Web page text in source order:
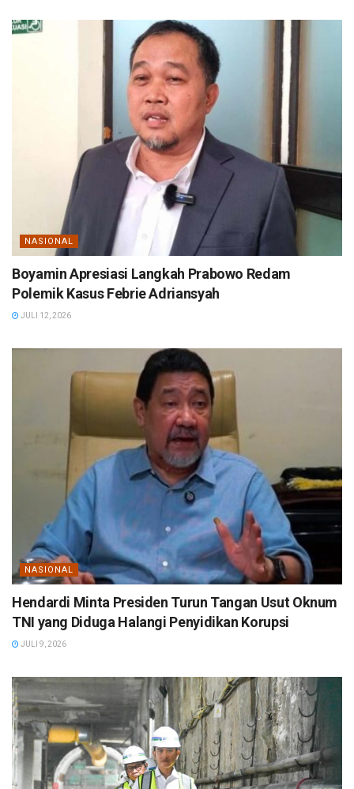
NASIONAL
Boyamin Apresiasi Langkah Prabowo Redam
Polemik Kasus Febrie Adriansyah
JULI 12, 2026
NASIONAL
Hendardi Minta Presiden Turun Tangan Usut Oknum
TNI yang Diduga Halangi Penyidikan Korupsi
JULI 9, 2026